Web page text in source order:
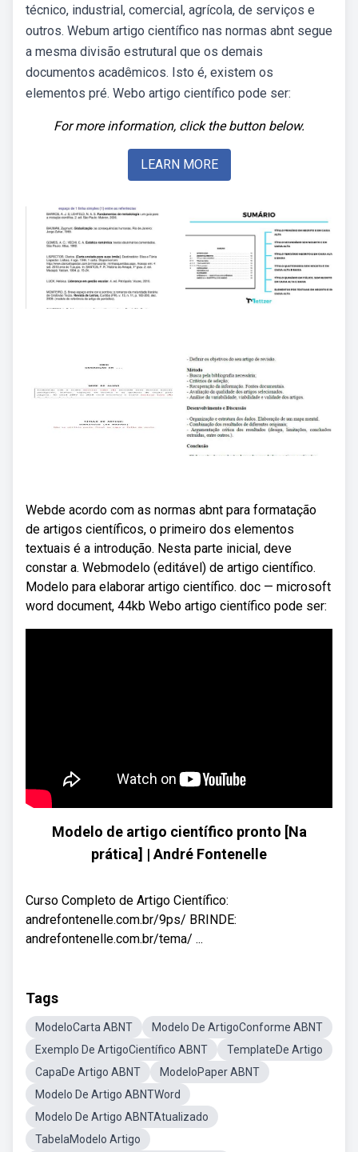
técnico, industrial, comercial, agrícola, de serviços e
outros. Webum artigo científico nas normas abnt segue
a mesma divisão estrutural que os demais
documentos acadêmicos. Isto é, existem os
elementos pré. Webo artigo científico pode ser:
For more information, click the button below.
LEARN MORE
Webde acordo com as normas abnt para formatação
de artigos científicos, o primeiro dos elementos
textuais é a introdução. Nesta parte inicial, deve
constar a. Webmodelo (editável) de artigo científico.
Modelo para elaborar artigo científico. doc — microsoft
word document, 44kb Webo artigo científico pode ser:
Modelo de artigo científico pronto [Na
prática] | André Fontenelle
Curso Completo de Artigo Científico:
andrefontenelle.com.br/9ps/ BRINDE:
andrefontenelle.com.br/tema/ ...
Tags
ModeloCarta ABNT
Modelo De ArtigoConforme ABNT
Exemplo De ArtigoCientífico ABNT
TemplateDe Artigo
CapaDe Artigo ABNT
ModeloPaper ABNT
Modelo De Artigo ABNTWord
Modelo De Artigo ABNTAtualizado
TabelaModelo Artigo